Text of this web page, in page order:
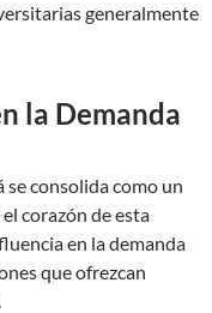
generalmente
la Demanda
se consolida como un
corazón de esta
en la demanda
que ofrezcan